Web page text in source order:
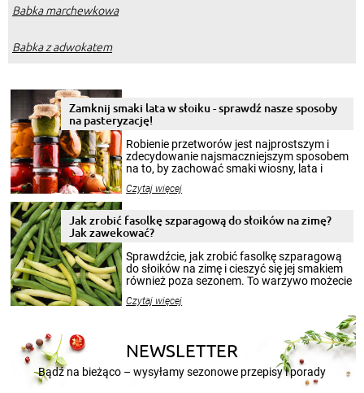
Babka marchewkowa
Babka z adwokatem
Zamknij smaki lata w słoiku - sprawdź nasze sposoby
na pasteryzację!
Robienie przetworów jest najprostszym i
zdecydowanie najsmaczniejszym sposobem
na to, by zachować smaki wiosny, lata i
krajobrazów, by cieszyć nimi oko w sezonie
pełni poczuć atmosferę cieplejszych
miesięcy. Przygotowanie słoików ze
smakowitą zawartością musi obejmować
patenty, które pozwolą zachować świeżość
przetworów.
Czytaj więcej
Jak zrobić fasolkę szparagową do słoików na zimę?
Jak zawekować?
Sprawdźcie, jak zrobić fasolkę szparagową
do słoików na zimę i cieszyć się jej smakiem
również poza sezonem. To warzywo możecie
nasze propozycje!
Czytaj więcej
NEWSLETTER
Bądź na bieżąco – wysyłamy sezonowe przepisy i porady